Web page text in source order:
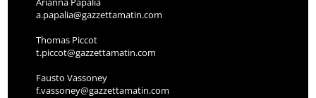
a.papalia@gazzettamatin.com
Thomas Piccot
t.piccot@gazzettamatin.com
Fausto Vassoney
f.vassoney@gazzettamatin.com